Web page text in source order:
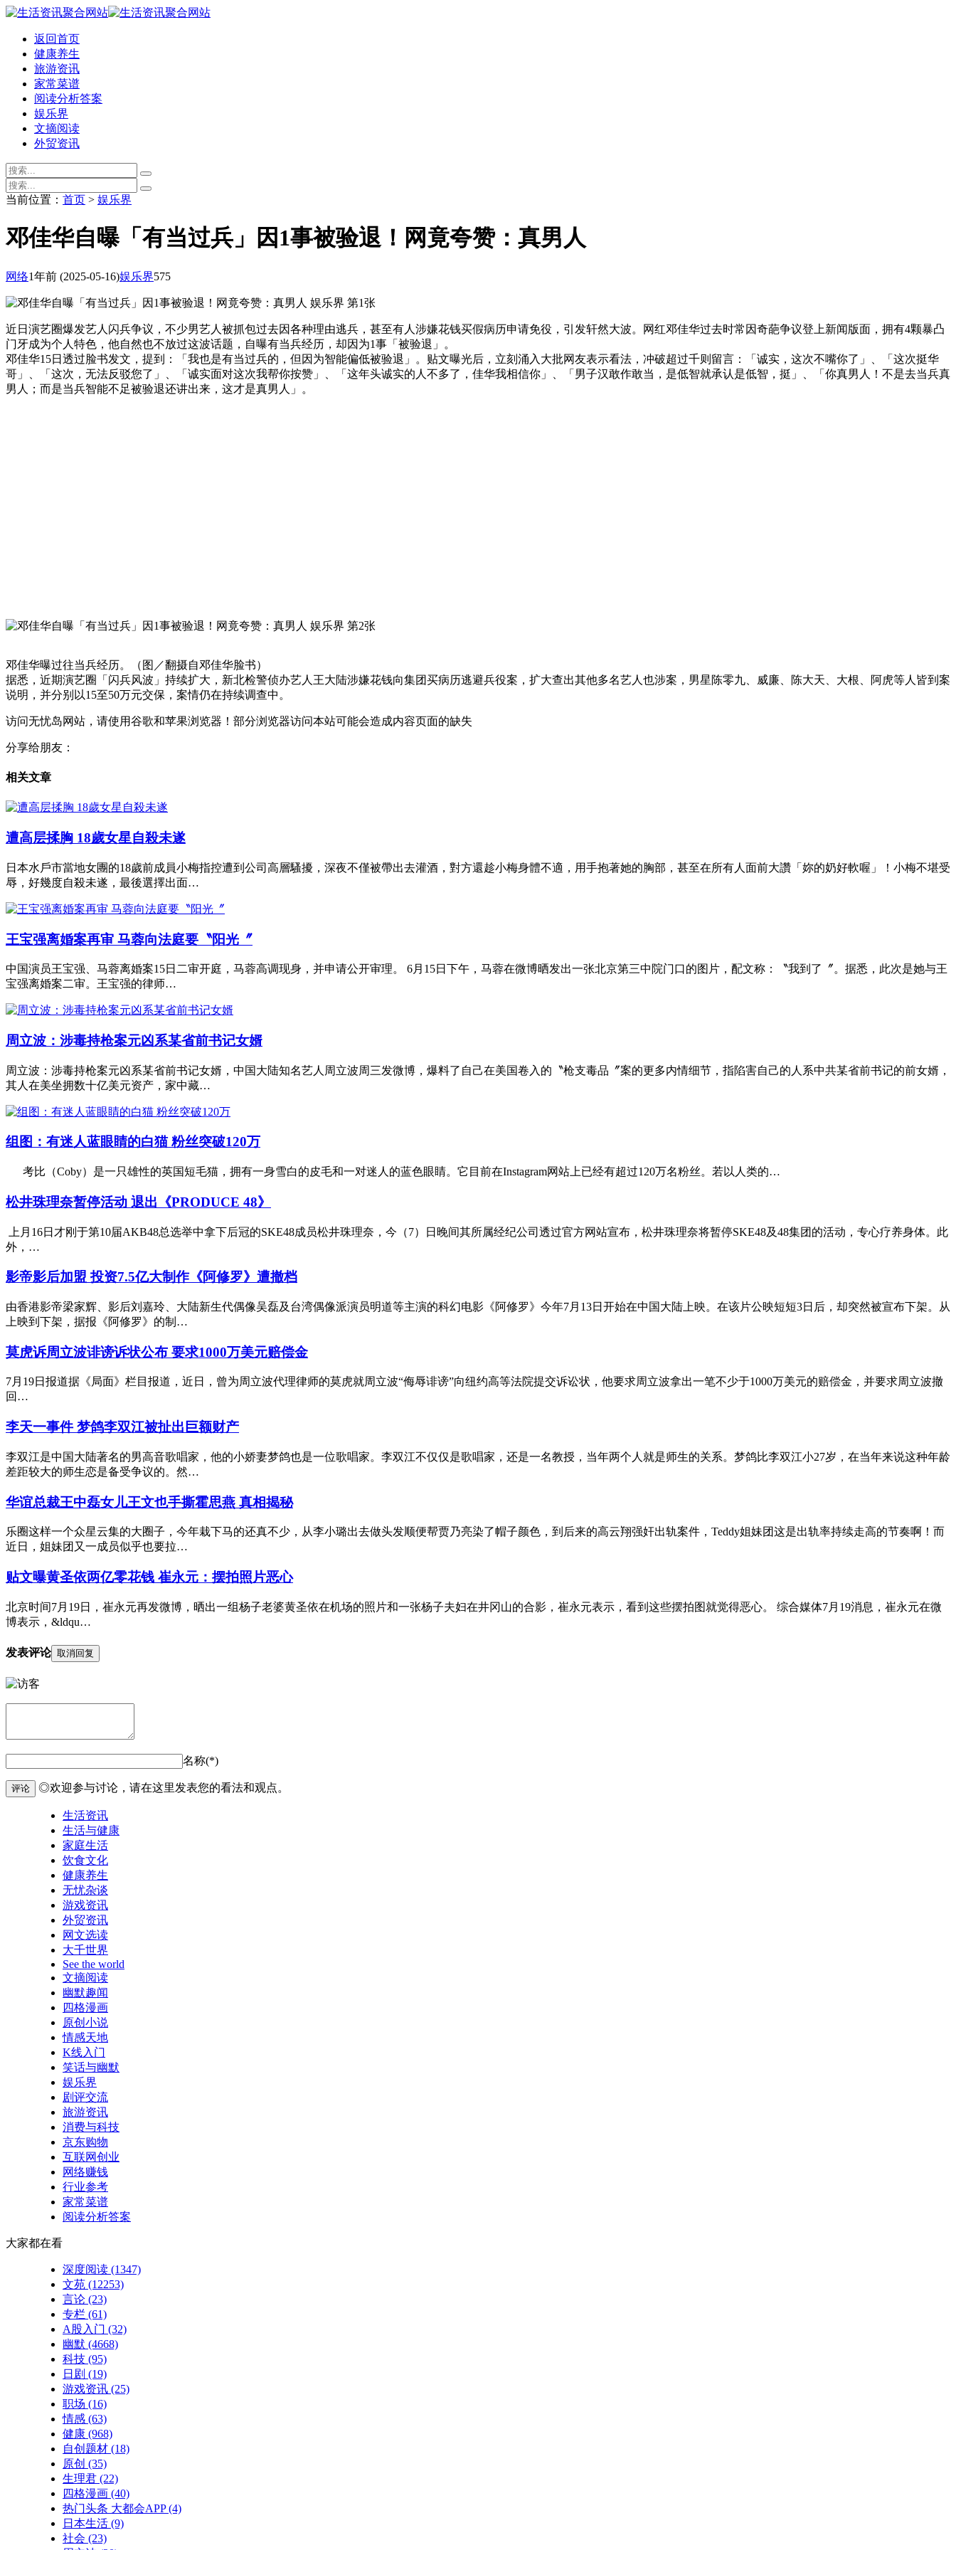
返回首页
健康养生
旅游资讯
家常菜谱
阅读分析答案
娱乐界
文摘阅读
外贸资讯
当前位置： 首页 > 娱乐界
邓佳华自曝「有当过兵」因1事被验退！网竟夸赞：真男人
网络1年前 (2025-05-16)娱乐界575
近日演艺圈爆发艺人闪兵争议，不少男艺人被抓包过去因各种理由逃兵，甚至有人涉嫌花钱买假病历申请免役，引发轩然大波。网红邓佳华过去时常因奇葩争议登上新闻版面，拥有4颗暴凸
门牙成为个人特色，他自然也不放过这波话题，自曝有当兵经历，却因为1事「被验退」。
邓佳华15日透过脸书发文，提到：「我也是有当过兵的，但因为智能偏低被验退」。贴文曝光后，立刻涌入大批网友表示看法，冲破超过千则留言：「诚实，这次不嘴你了」、「这次挺华
哥」、「这次，无法反驳您了」、「诚实面对这次我帮你按赞」、「这年头诚实的人不多了，佳华我相信你」、「男子汉敢作敢当，是低智就承认是低智，挺」、「你真男人！不是去当兵真
男人；而是当兵智能不足被验退还讲出来，这才是真男人」。
邓佳华曝过往当兵经历。（图／翻摄自邓佳华脸书）
据悉，近期演艺圈「闪兵风波」持续扩大，新北检警侦办艺人王大陆涉嫌花钱向集团买病历逃避兵役案，扩大查出其他多名艺人也涉案，男星陈零九、威廉、陈大天、大根、阿虎等人皆到案
说明，并分别以15至50万元交保，案情仍在持续调查中。
访问无忧岛网站，请使用谷歌和苹果浏览器！部分浏览器访问本站可能会造成内容页面的缺失
分享给朋友：
相关文章
遭高层揉胸 18歲女星自殺未遂
日本水戶市當地女團的18歲前成員小梅指控遭到公司高層騷擾，深夜不僅被帶出去灌酒，對方還趁小梅身體不適，用手抱著她的胸部，甚至在所有人面前大讚「妳的奶好軟喔」！小梅不堪受
辱，好幾度自殺未遂，最後選擇出面…
王宝强离婚案再审 马蓉向法庭要〝阳光〞
中国演员王宝强、马蓉离婚案15日二审开庭，马蓉高调现身，并申请公开审理。 6月15日下午，马蓉在微博晒发出一张北京第三中院门口的图片，配文称：〝我到了〞。据悉，此次是她与王
宝强离婚案二审。王宝强的律师…
周立波：涉毒持枪案元凶系某省前书记女婿
周立波：涉毒持枪案元凶系某省前书记女婿，中国大陆知名艺人周立波周三发微博，爆料了自己在美国卷入的〝枪支毒品〞案的更多内情细节，指陷害自己的人系中共某省前书记的前女婿，
其人在美坐拥数十亿美元资产，家中藏…
组图：有迷人蓝眼睛的白猫 粉丝突破120万
考比（Coby）是一只雄性的英国短毛猫，拥有一身雪白的皮毛和一对迷人的蓝色眼睛。它目前在Instagram网站上已经有超过120万名粉丝。若以人类的…
松井珠理奈暂停活动 退出《PRODUCE 48》
上月16日才刚于第10届AKB48总选举中拿下后冠的SKE48成员松井珠理奈，今（7）日晚间其所属经纪公司透过官方网站宣布，松井珠理奈将暂停SKE48及48集团的活动，专心疗养身体。此
外，…
影帝影后加盟 投资7.5亿大制作《阿修罗》遭撤档
由香港影帝梁家辉、影后刘嘉玲、大陆新生代偶像吴磊及台湾偶像派演员明道等主演的科幻电影《阿修罗》今年7月13日开始在中国大陆上映。在该片公映短短3日后，却突然被宣布下架。从
上映到下架，据报《阿修罗》的制…
莫虎诉周立波诽谤诉状公布 要求1000万美元赔偿金
7月19日报道据《局面》栏目报道，近日，曾为周立波代理律师的莫虎就周立波“侮辱诽谤”向纽约高等法院提交诉讼状，他要求周立波拿出一笔不少于1000万美元的赔偿金，并要求周立波撤
回…
李天一事件 梦鸽李双江被扯出巨额财产
李双江是中国大陆著名的男高音歌唱家，他的小娇妻梦鸽也是一位歌唱家。李双江不仅仅是歌唱家，还是一名教授，当年两个人就是师生的关系。梦鸽比李双江小27岁，在当年来说这种年龄
差距较大的师生恋是备受争议的。然…
华谊总裁王中磊女儿王文也手撕霍思燕 真相揭秘
乐圈这样一个众星云集的大圈子，今年栽下马的还真不少，从李小璐出去做头发顺便帮贾乃亮染了帽子颜色，到后来的高云翔强奸出轨案件，Teddy姐妹团这是出轨率持续走高的节奏啊！而
近日，姐妹团又一成员似乎也要拉…
贴文曝黄圣依两亿零花钱 崔永元：摆拍照片恶心
北京时间7月19日，崔永元再发微博，晒出一组杨子老婆黄圣依在机场的照片和一张杨子夫妇在井冈山的合影，崔永元表示，看到这些摆拍图就觉得恶心。 综合媒体7月19消息，崔永元在微
博表示，&ldqu…
发表评论 取消回复
名称(*)
评论 ◎欢迎参与讨论，请在这里发表您的看法和观点。
生活资讯
生活与健康
家庭生活
饮食文化
健康养生
无忧杂谈
游戏资讯
外贸资讯
网文选读
大千世界
See the world
文摘阅读
幽默趣闻
四格漫画
原创小说
情感天地
K线入门
笑话与幽默
娱乐界
剧评交流
旅游资讯
消费与科技
京东购物
互联网创业
网络赚钱
行业参考
家常菜谱
阅读分析答案
大家都在看
深度阅读 (1347)
文苑 (12253)
言论 (23)
专栏 (61)
A股入门 (32)
幽默 (4668)
科技 (95)
日剧 (19)
游戏资讯 (25)
职场 (16)
情感 (63)
健康 (968)
自创题材 (18)
原创 (35)
生理君 (22)
四格漫画 (40)
热门头条 大都会APP(4)
日本生活 (9)
社会 (23)